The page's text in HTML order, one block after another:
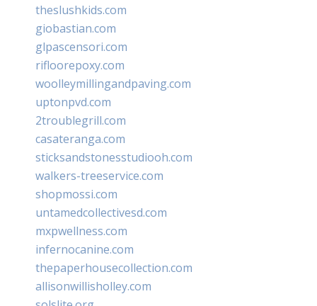
theslushkids.com
giobastian.com
glpascensori.com
rifloorepoxy.com
woolleymillingandpaving.com
uptonpvd.com
2troublegrill.com
casateranga.com
sticksandstonesstudiooh.com
walkers-treeservice.com
shopmossi.com
untamedcollectivesd.com
mxpwellness.com
infernocanine.com
thepaperhousecollection.com
allisonwillisholley.com